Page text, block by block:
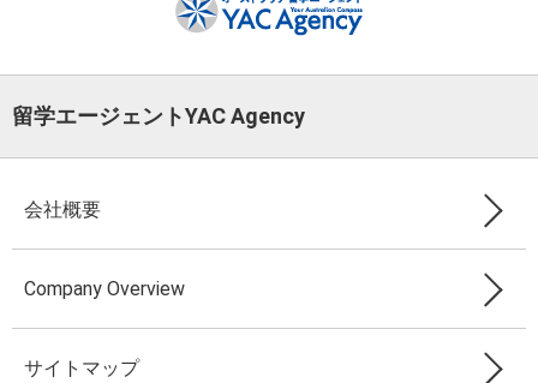
留学エージェントYAC Agency
会社概要
Company Overview
サイトマップ